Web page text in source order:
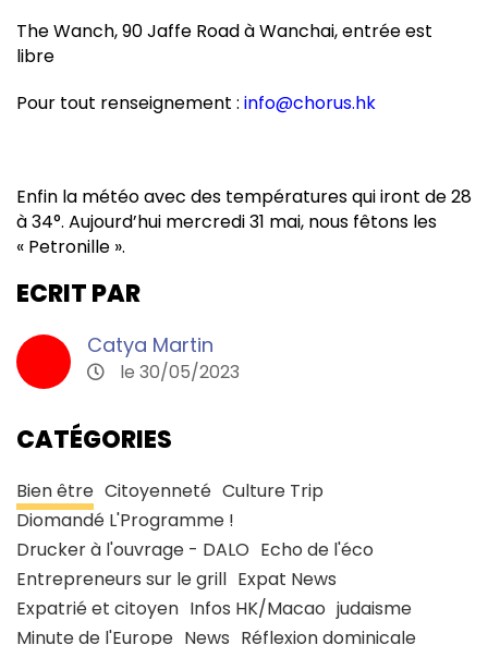
The Wanch, 90 Jaffe Road à Wanchai, entrée est
libre
Pour tout renseignement : info@chorus.hk
Enfin la météo avec des températures qui iront de 28
à 34°. Aujourd’hui mercredi 31 mai, nous fêtons les
« Petronille ».
ECRIT PAR
Catya Martin
le 30/05/2023
CATÉGORIES
Bien être Citoyenneté Culture Trip
Diomandé L'Programme !
Drucker à l'ouvrage - DALO Echo de l'éco
Entrepreneurs sur le grill Expat News
Expatrié et citoyen Infos HK/Macao judaisme
Minute de l'Europe News Réflexion dominicale